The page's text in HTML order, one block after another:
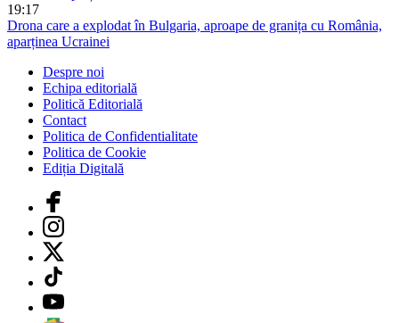
19:17
Drona care a explodat în Bulgaria, aproape de granița cu România,
aparținea Ucrainei
Despre noi
Echipa editorială
Politică Editorială
Contact
Politica de Confidentialitate
Politica de Cookie
Ediția Digitală